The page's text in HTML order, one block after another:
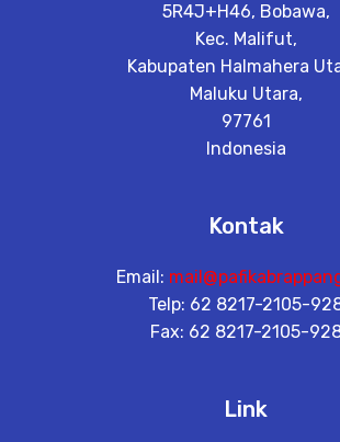
5R4J+H46, Bobawa,
Kec. Malifut,
Kabupaten Halmahera
Maluku Utara,
97761
Indonesia
Kontak
Email:
Telp: 62 8217-2105-
Fax: 62 8217-2105-
Link